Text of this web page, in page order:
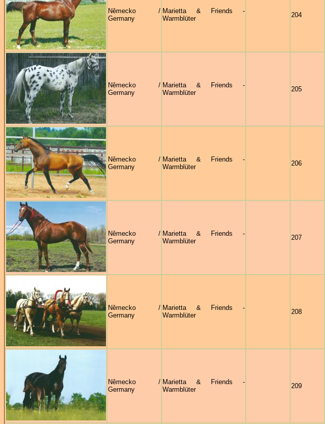
Německo /
Germany
Marietta & Friends -
Warmblüter
204
Německo /
Germany
Marietta & Friends -
Warmblüter
205
Německo /
Germany
Marietta & Friends -
Warmblüter
206
Německo /
Germany
Marietta & Friends -
Warmblüter
207
Německo /
Germany
Marietta & Friends -
Warmblüter
208
Německo /
Germany
Marietta & Friends -
Warmblüter
209